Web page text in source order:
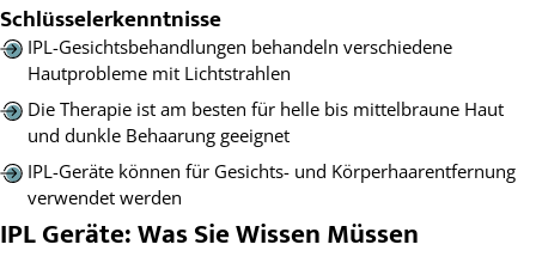
Schlüsselerkenntnisse
IPL-Gesichtsbehandlungen behandeln verschiedene
Hautprobleme mit Lichtstrahlen
Die Therapie ist am besten für helle bis mittelbraune Haut
und dunkle Behaarung geeignet
IPL-Geräte können für Gesichts- und Körperhaarentfernung
verwendet werden
IPL Geräte: Was Sie Wissen Müssen